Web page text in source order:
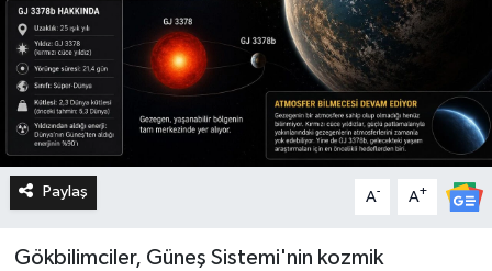
Paylaş A- A+
Gökbilimciler, Güneş Sistemi'nin kozmik